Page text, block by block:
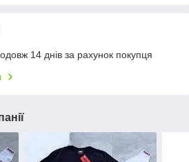
14 днів за рахунок покупця